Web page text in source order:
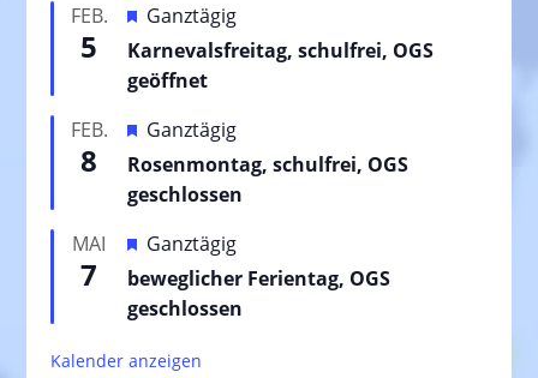
FEB.
5
H
e
r
o
r
g
h
o
b
Ganztägig
Karnevalsfreitag, schulfrei, OGS
geöffnet
FEB.
8
H
e
r
o
r
g
h
Ganztägig
Rosenmontag, schulfrei, OGS
geschlossen
MAI
7
H
e
r
o
Ganztägig
beweglicher Ferientag, OGS
geschlossen
Kalender anzeigen